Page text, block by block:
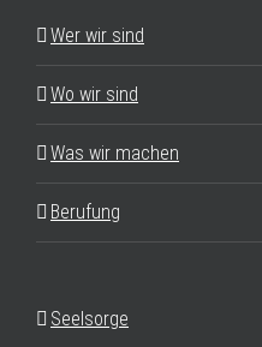
Wer wir sind
Wo wir sind
Was wir machen
Berufung
Seelsorge